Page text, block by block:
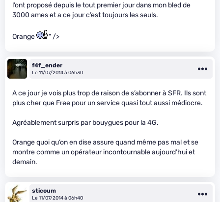
l’ont proposé depuis le tout premier jour dans mon bled de
3000 ames et a ce jour c’est toujours les seuls.
Orange " />
f4f_ender
Le 11/07/2014 à 06h30
A ce jour je vois plus trop de raison de s’abonner à SFR. Ils sont
plus cher que Free pour un service quasi tout aussi médiocre.
Agréablement surpris par bouygues pour la 4G.
Orange quoi qu’on en dise assure quand même pas mal et se
montre comme un opérateur incontournable aujourd’hui et
demain.
sticoum
Le 11/07/2014 à 06h40